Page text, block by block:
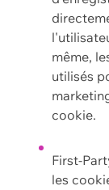
même,
utilisés
cookie.
First-
les